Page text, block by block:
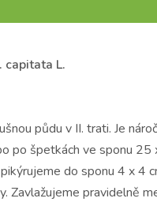
capitata L.
půdu v II. trati. Je
po špetkách ve sponu
do sponu 4 x 4
Zavlažujeme pravidelně